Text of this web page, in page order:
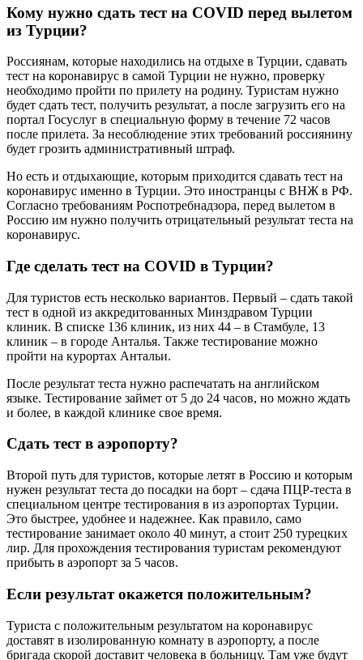
Кому нужно сдать тест на COVID перед вылетом
из Турции?
Россиянам, которые находились на отдыхе в Турции, сдавать
тест на коронавирус в самой Турции не нужно, проверку
необходимо пройти по прилету на родину. Туристам нужно
будет сдать тест, получить результат, а после загрузить его на
портал Госуслуг в специальную форму в течение 72 часов
после прилета. За несоблюдение этих требований россиянину
будет грозить административный штраф.
Но есть и отдыхающие, которым приходится сдавать тест на
коронавирус именно в Турции. Это иностранцы с ВНЖ в РФ.
Согласно требованиям Роспотребнадзора, перед вылетом в
Россию им нужно получить отрицательный результат теста на
коронавирус.
Где сделать тест на COVID в Турции?
Для туристов есть несколько вариантов. Первый – сдать такой
тест в одной из аккредитованных Минздравом Турции
клиник. В списке 136 клиник, из них 44 – в Стамбуле, 13
клиник – в городе Анталья. Также тестирование можно
пройти на курортах Антальи.
После результат теста нужно распечатать на английском
языке. Тестирование займет от 5 до 24 часов, но можно ждать
и более, в каждой клинике свое время.
Сдать тест в аэропорту?
Второй путь для туристов, которые летят в Россию и которым
нужен результат теста до посадки на борт – сдача ПЦР-теста в
специальном центре тестирования в из аэропортах Турции.
Это быстрее, удобнее и надежнее. Как правило, само
тестирование занимает около 40 минут, а стоит 250 турецких
лир. Для прохождения тестирования туристам рекомендуют
прибыть в аэропорт за 5 часов.
Если результат окажется положительным?
Туриста с положительным результатом на коронавирус
доставят в изолированную комнату в аэропорту, а после
бригада скорой доставит человека в больницу. Там уже будут